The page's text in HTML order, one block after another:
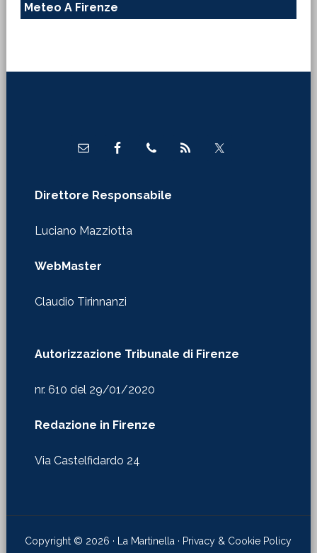
Meteo A Firenze
Direttore Responsabile
Luciano Mazziotta
WebMaster
Claudio Tirinnanzi
Autorizzazione Tribunale di Firenze
nr. 610 del 29/01/2020
Redazione in Firenze
Via Castelfidardo 24
Copyright © 2026 · La Martinella · Privacy & Cookie Policy